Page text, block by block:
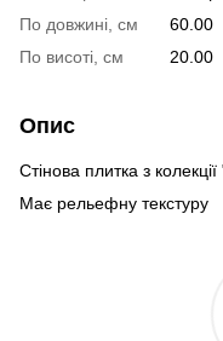
По довжині, см
60.00
По висоті, см
20.00
Опис
Стінова плитка з колекції
Має рельефну текстуру